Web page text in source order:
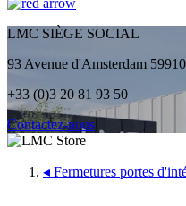
LMC SIÈGE SOCIAL
93 Avenue d'Amsterdam
+33 (0)3 20 81 93 50
Contactez-nous
◂ Fermetures portes